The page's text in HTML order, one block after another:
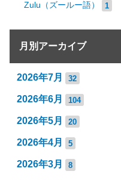
Zulu（ズールー語） 1
月別アーカイブ
2026年7月 32
2026年6月 104
2026年5月 20
2026年4月 5
2026年3月 8